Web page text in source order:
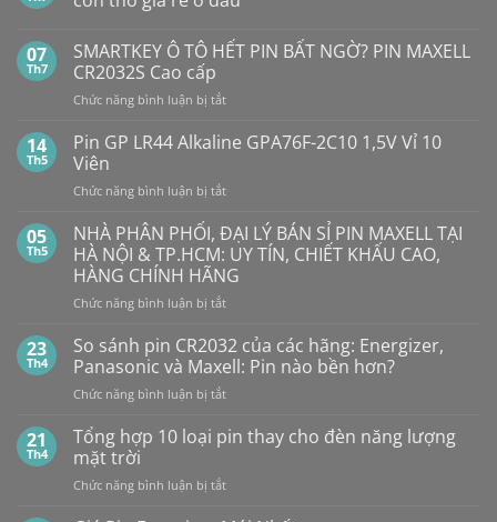
bình
luận
ở
Pin
Con
Dung
Lượng
Bao
Mua
con
thỏ
giá
rẻ
ở
đâu
07
Th7
SMARTKEY Ô TÔ HẾT PIN BẤT NGỜ? PIN MAXELL
CR2032S Cao cấp
Chức năng bình luận bị tắtở
Ô
TÔ
PIN
NGỜ?
PIN
MAXELL
CR2032S Cao
cấp
14
Th5
Pin GP LR44 Alkaline GPA76F-2C10 1,5V Vỉ 10
Viên
Chức năng bình luận bị tắtở
GP
LR44
Alkaline
GPA76F-
2C10
Vỉ
10
Viên
05
Th5
NHÀ PHÂN PHỐI, ĐẠI LÝ BÁN SỈ PIN MAXELL TẠI
HÀ NỘI & TP.HCM: UY TÍN, CHIẾT KHẤU CAO,
HÀNG CHÍNH HÃNG
Chức năng bình luận bị tắtở
PHÂN
PHỐI,
ĐẠI
LÝ
SỈ
TẠI
23
Th4
So sánh pin CR2032 của các hãng: Energizer,
Panasonic và Maxell: Pin nào bền hơn?
Chức năng bình luận bị tắtở
sánh
pin
của
21
Th4
Tổng hợp 10 loại pin thay cho đèn năng lượng
mặt trời
Chức năng bình luận bị tắtở